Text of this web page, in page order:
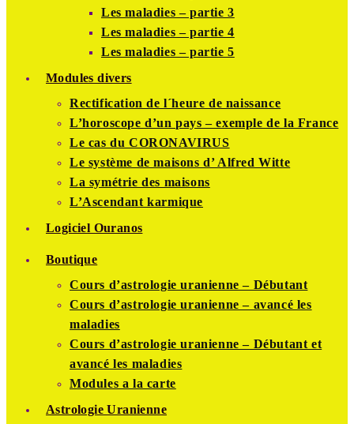
Les maladies – partie 3
Les maladies – partie 4
Les maladies – partie 5
Modules divers
Rectification de l´heure de naissance
L’horoscope d’un pays – exemple de la France
Le cas du CORONAVIRUS
Le système de maisons d’ Alfred Witte
La symétrie des maisons
L’Ascendant karmique
Logiciel Ouranos
Boutique
Cours d’astrologie uranienne – Débutant
Cours d’astrologie uranienne – avancé les
maladies
Cours d’astrologie uranienne – Débutant et
avancé les maladies
Modules a la carte
Astrologie Uranienne